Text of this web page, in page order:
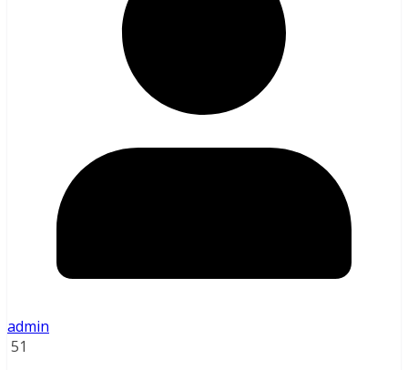
admin
51